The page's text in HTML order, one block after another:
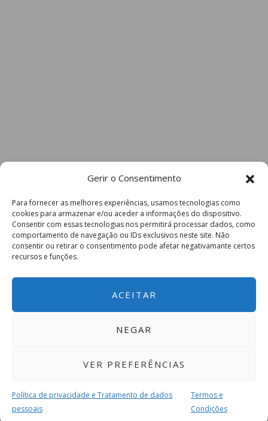
Gerir o Consentimento
Para fornecer as melhores experiências, usamos tecnologias como
cookies para armazenar e/ou aceder a informações do dispositivo.
Consentir com essas tecnologias nos permitirá processar dados, como
comportamento de navegação ou IDs exclusivos neste site. Não
consentir ou retirar o consentimento pode afetar negativamante certos
recursos e funções.
ACEITAR
NEGAR
VER PREFERÊNCIAS
Política de privacidade e Tratamento de dados
pessoais
Termos e
Condições